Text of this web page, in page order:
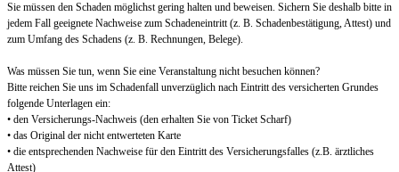
Sie müssen den Schaden möglichst gering halten und beweisen. Sichern Sie deshalb bitte in
jedem Fall geeignete Nachweise zum Schadeneintritt (z. B. Schadenbestätigung, Attest) und
zum Umfang des Schadens (z. B. Rechnungen, Belege).
Was müssen Sie tun, wenn Sie eine Veranstaltung nicht besuchen können?
Bitte reichen Sie uns im Schadenfall unverzüglich nach Eintritt des versicherten Grundes
folgende Unterlagen ein:
• den Versicherungs-Nachweis (den erhalten Sie von Ticket Scharf)
• das Original der nicht entwerteten Karte
• die entsprechenden Nachweise für den Eintritt des Versicherungsfalles (z.B. ärztliches
Attest)